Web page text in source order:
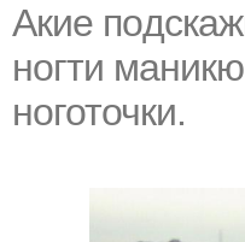
Aкиe
ногти
ноготочки.